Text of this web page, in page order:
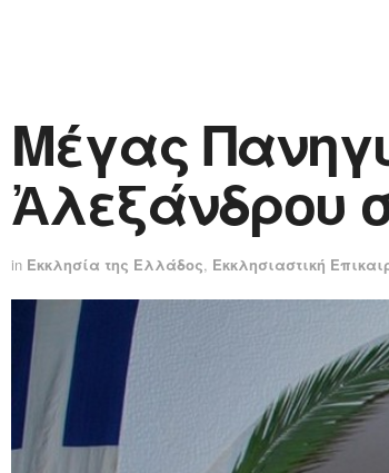
Μέγας
Ἀλεξάνδρου
in Εκκλησία της Ελλάδος, Εκκλησιαστική